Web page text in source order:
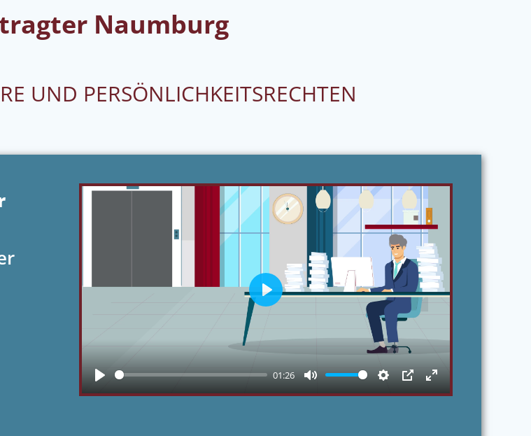
Naumburg
UND PERSÖNLICHKEITSRECHTEN
Play
01:26
Mute Settings
PIP Enter
Play